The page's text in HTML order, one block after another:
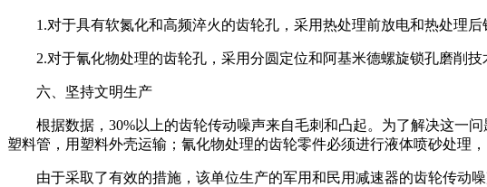
1.对于具有软氮化和高频淬火的齿轮孔，采用热处理前放电和热处理
2.对于氰化物处理的齿轮孔，采用分圆定位和阿基米德螺旋锁孔磨削技
六、坚持文明生产
根据数据，30%以上的齿轮传动噪声来自毛刺和凸起。为了解决这一问
塑料管，用塑料外壳运输；氰化物处理的齿轮零件必须进行液体喷砂处理
由于采取了有效的措施，该单位生产的军用和民用减速器的齿轮传动